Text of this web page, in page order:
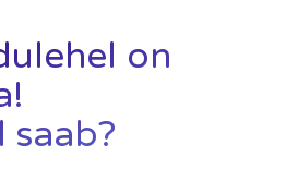
on
saab?